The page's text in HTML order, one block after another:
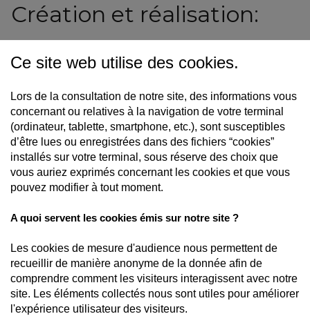
Création et réalisation:
notre site :
Stratégie de communication et Stratégie digitale
Big Family
35 rue Schweighaeuser
67000 STRASBOURG
ACCUEIL
NOS GRUES
NOUS CONTACTER
Ce site web utilise des cookies.
Lors de la consultation de notre site, des informations vous
concernant ou relatives à la navigation de votre terminal
(ordinateur, tablette, smartphone, etc.), sont susceptibles
d’être lues ou enregistrées dans des fichiers “cookies”
installés sur votre terminal, sous réserve des choix que
vous auriez exprimés concernant les cookies et que vous
pouvez modifier à tout moment.
A quoi servent les cookies émis sur notre site ?
Les cookies de mesure d'audience nous permettent de
recueillir de manière anonyme de la donnée afin de
comprendre comment les visiteurs interagissent avec notre
site. Les éléments collectés nous sont utiles pour améliorer
l'expérience utilisateur des visiteurs.